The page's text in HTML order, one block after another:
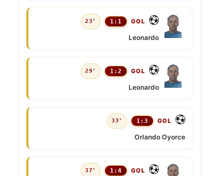
23' 1:1 GOL
Leonardo
29' 1:2 GOL
Leonardo
33' 1:3 GOL
Orlando Oyorce
37' 1:4 GOL